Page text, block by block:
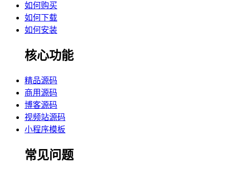
如何购买
如何下载
如何安装
核心功能
精品源码
商用源码
博客源码
视频站源码
小程序模板
常见问题